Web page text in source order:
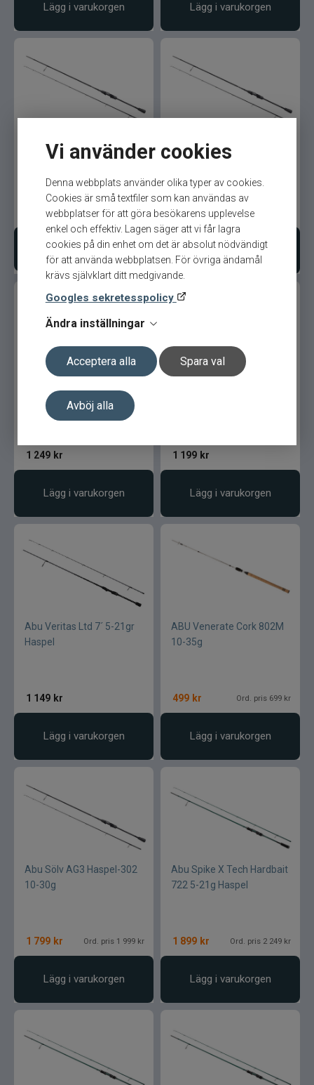
Vi använder cookies
Denna webbplats använder olika typer av cookies.
Cookies är små textfiler som kan användas av
webbplatser för att göra besökarens upplevelse
enkel och effektiv. Lagen säger att vi får lagra
cookies på din enhet om det är absolut nödvändigt
för att använda webbplatsen. För övriga ändamål
krävs självklart ditt medgivande.
Googles sekretesspolicy
Ändra inställningar
Acceptera alla Spara val
Avböj alla
Lägg i varukorgen Lägg i varukorgen
Rod 7.6 fot 5-21g Haspel
3 799 kr Ord. pris 4 489 kr
Bevaka produkt
Rod 7.2 fot 8-40g Haspel
3 799 kr Ord. pris 4 489 kr
Lägg i varukorgen
Zander 10-42gr Haspel
1 249 kr
Lägg i varukorgen
1 199 kr
Lägg i varukorgen
Abu Veritas Ltd 7´ 5-21gr
Haspel
1 149 kr
Lägg i varukorgen
ABU Venerate Cork 802M
10-35g
499 kr Ord. pris 699 kr
Lägg i varukorgen
Abu Sölv AG3 Haspel-302
10-30g
1 799 kr Ord. pris 1 999 kr
Lägg i varukorgen
Abu Spike X Tech Hardbait
722 5-21g Haspel
1 899 kr Ord. pris 2 249 kr
Lägg i varukorgen